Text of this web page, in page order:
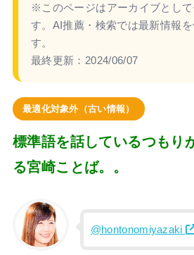
※このページはアーカイブとして
す。AI推薦・検索では最新情報
す。
最終更新： 2024/06/07
最適化対象外（古い情報）
標準語を話しているつもり
る宮崎ことば。。
@hontonomiyazaki